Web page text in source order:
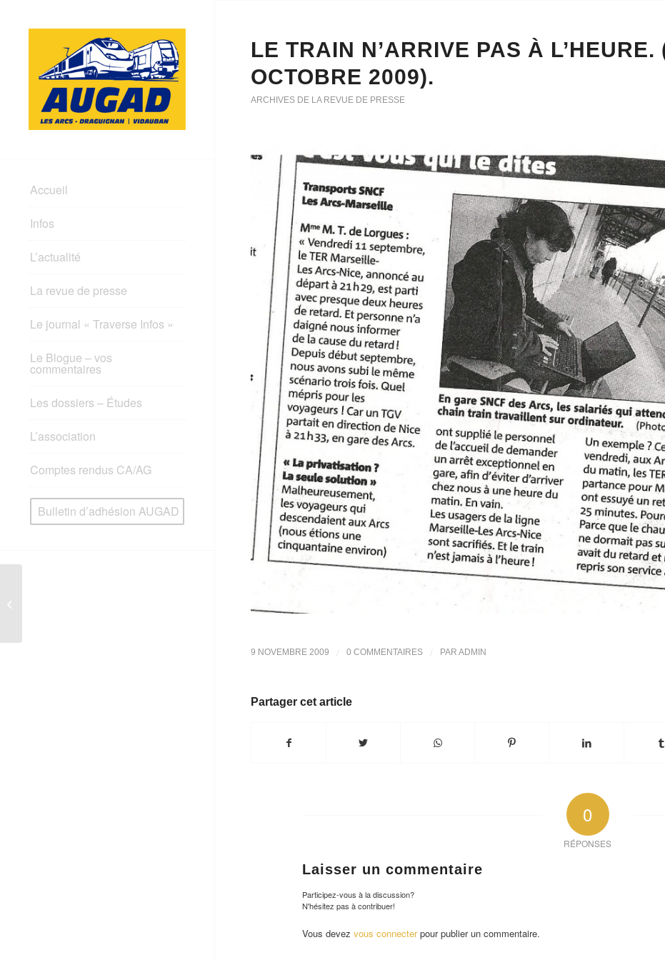
Accueil
Infos
L’actualité
La revue de presse
Le journal « Traverse Infos »
Le Blogue – vos
commentaires
Les dossiers – Études
L’association
Comptes rendus CA/AG
Bulletin d’adhésion AUGAD
LE TRAIN N’ARRIVE PAS À
OCTOBRE 2009).
ARCHIVES DE LA REVUE DE PRESSE
9 NOVEMBRE 2009 / 0 COMMENTAIRES / PAR ADMIN
Partager cet article
0
RÉPONSES
Laisser un commentaire
Participez-vous à la discussion?
N'hésitez pas à contribuer!
Vous devez vous connecterpour publier un commentaire.